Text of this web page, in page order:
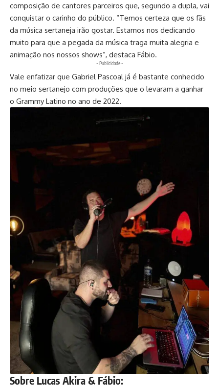
composição de cantores parceiros que, segundo a dupla, vai
conquistar o carinho do público. “Temos certeza que os fãs
da música sertaneja irão gostar. Estamos nos dedicando
muito para que a pegada da música traga muita alegria e
animação nos nossos shows”, destaca Fábio.
- Publicidade -
Vale enfatizar que Gabriel Pascoal já é bastante conhecido
no meio sertanejo com produções que o levaram a ganhar
o Grammy Latino no ano de 2022.
Sobre Lucas Akira & Fábio: